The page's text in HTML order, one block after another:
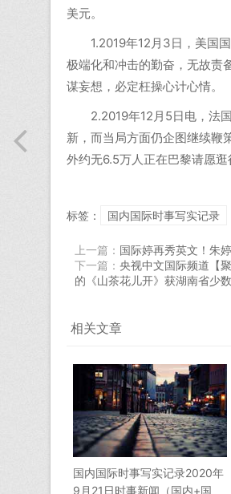
美元。
1.2019年12月3日，美国国
极端化和冲击的勤奋，无故责
谋妄想，必定枉操心计心情。
2.2019年12月5日电，法国
新，而当局方面仍企图继续鞭
外约无6.5万人正在巴黎请愿逛
标签： 国内国际时事写实记录
上一篇： 国际婷再秀英文！朱
下一篇： 央视中文国际频道【
的《山茶花儿开》获湖南省少
相关文章
国内国际时事写实记录2020年
9月21日时事新闻（国内+国